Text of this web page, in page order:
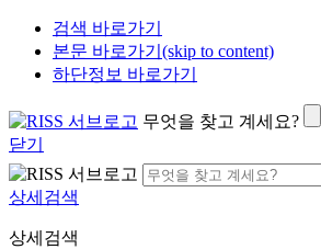
검색 바로가기
본문 바로가기(skip to content)
하단정보 바로가기
무엇을 찾고 계세요?
닫기
상세검색
상세검색